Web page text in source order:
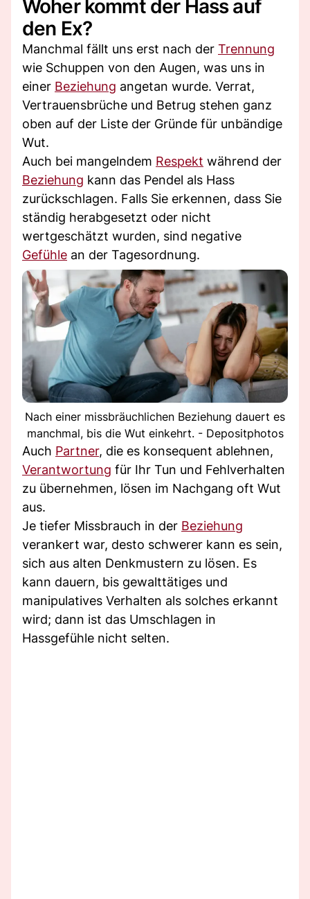
Woher kommt der Hass auf
den Ex?
Manchmal fällt uns erst nach der Trennung
wie Schuppen von den Augen, was uns in
einer Beziehung angetan wurde. Verrat,
Vertrauensbrüche und Betrug stehen ganz
oben auf der Liste der Gründe für unbändige
Wut.
Auch bei mangelndem Respekt während der
Beziehung kann das Pendel als Hass
zurückschlagen. Falls Sie erkennen, dass Sie
ständig herabgesetzt oder nicht
wertgeschätzt wurden, sind negative
Gefühle an der Tagesordnung.
Nach einer missbräuchlichen Beziehung dauert es
manchmal, bis die Wut einkehrt. - Depositphotos
Auch Partner, die es konsequent ablehnen,
Verantwortung für Ihr Tun und Fehlverhalten
zu übernehmen, lösen im Nachgang oft Wut
aus.
Je tiefer Missbrauch in der Beziehung
verankert war, desto schwerer kann es sein,
sich aus alten Denkmustern zu lösen. Es
kann dauern, bis gewalttätiges und
manipulatives Verhalten als solches erkannt
wird; dann ist das Umschlagen in
Hassgefühle nicht selten.